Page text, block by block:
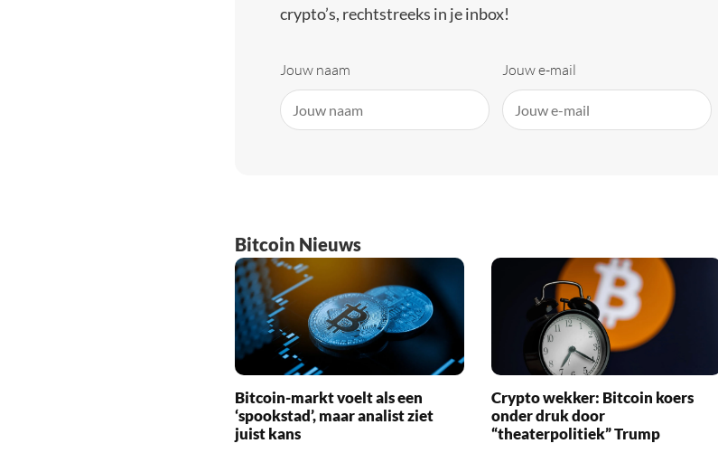
crypto’s, rechtstreeks in je inbox!
Jouw naam Jouw e-mail
Bitcoin Nieuws
Bitcoin-markt voelt als een
‘spookstad’, maar analist ziet
juist kans
Crypto wekker: Bitcoin koers
onder druk door
“theaterpolitiek” Trump